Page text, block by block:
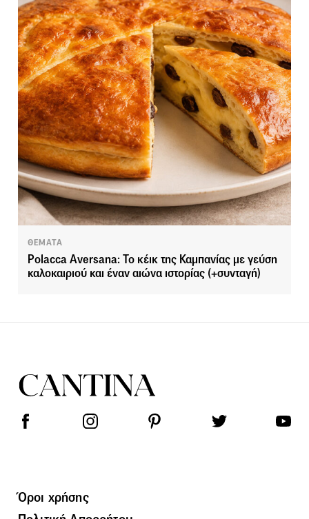
ΘΕΜΑΤΑ
Polacca Aversana: Το κέικ της Καμπανίας με γεύση
καλοκαιριού και έναν αιώνα ιστορίας (+συνταγή)
Όροι χρήσης